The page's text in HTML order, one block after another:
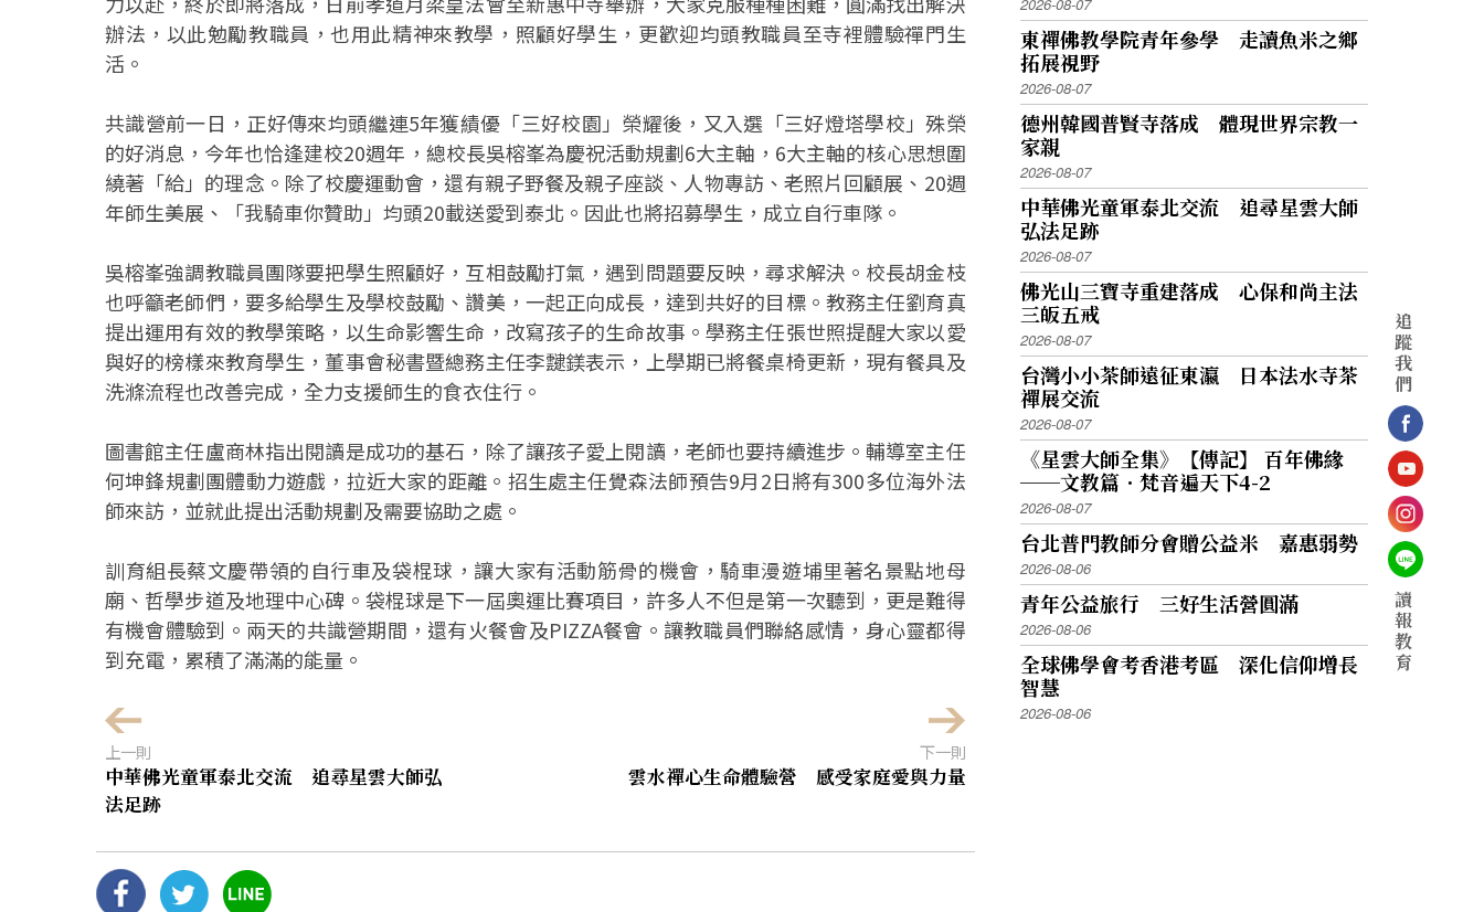
辦法，以此勉勵教職員，也用此精神來教學，照顧好學生，更歡迎均頭教職員至寺裡體驗禪門生
活。
共識營前一日，正好傳來均頭繼連5年獲績優「三好校園」榮耀後，又入選「三好燈塔學校」殊榮
的好消息，今年也恰逢建校20週年，總校長吳榕峯為慶祝活動規劃6大主軸，6大主軸的核心思想圍
繞著「給」的理念。除了校慶運動會，還有親子野餐及親子座談、人物專訪、老照片回顧展、20週
年師生美展、「我騎車你贊助」均頭20載送愛到泰北。因此也將招募學生，成立自行車隊。
吳榕峯強調教職員團隊要把學生照顧好，互相鼓勵打氣，遇到問題要反映，尋求解決。校長胡金枝
也呼籲老師們，要多給學生及學校鼓勵、讚美，一起正向成長，達到共好的目標。教務主任劉育真
提出運用有效的教學策略，以生命影響生命，改寫孩子的生命故事。學務主任張世照提醒大家以愛
與好的榜樣來教育學生，董事會秘書暨總務主任李靆鎂表示，上學期已將餐桌椅更新，現有餐具及
洗滌流程也改善完成，全力支援師生的食衣住行。
圖書館主任盧商林指出閱讀是成功的基石，除了讓孩子愛上閱讀，老師也要持續進步。輔導室主任
何坤鋒規劃團體動力遊戲，拉近大家的距離。招生處主任覺森法師預告9月2日將有300多位海外法
師來訪，並就此提出活動規劃及需要協助之處。
訓育組長蔡文慶帶領的自行車及袋棍球，讓大家有活動筋骨的機會，騎車漫遊埔里著名景點地母
廟、哲學步道及地理中心碑。袋棍球是下一屆奧運比賽項目，許多人不但是第一次聽到，更是難得
有機會體驗到。兩天的共識營期間，還有火餐會及PIZZA餐會。讓教職員們聯絡感情，身心靈都得
到充電，累積了滿滿的能量。
上一則
中華佛光童軍泰北交流 追尋星雲大師弘
法足跡
下一則
雲水禪心生命體驗營 感受家庭愛與力量
2026-08-07
東禪佛教學院青年參學 走讀魚米之鄉
拓展視野
2026-08-07
德州韓國普賢寺落成 體現世界宗教一
家親
2026-08-07
中華佛光童軍泰北交流 追尋星雲大師
弘法足跡
2026-08-07
佛光山三寶寺重建落成 心保和尚主法
三皈五戒
2026-08-07
台灣小小茶師遠征東瀛 日本法水寺茶
禪展交流
2026-08-07
《星雲大師全集》【傳記】 百年佛緣
──文教篇．梵音遍天下4-2
2026-08-07
台北普門教師分會贈公益米 嘉惠弱勢
2026-08-06
青年公益旅行 三好生活營圓滿
2026-08-06
全球佛學會考香港考區 深化信仰增長
智慧
2026-08-06
追
蹤
我
們
讀
報
教
育